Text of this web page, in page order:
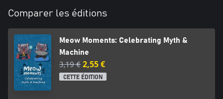
Comparer les éditions
Meow Moments: Celebrating Myth &
Machine
3,19 €2,55 €
CETTE ÉDITION